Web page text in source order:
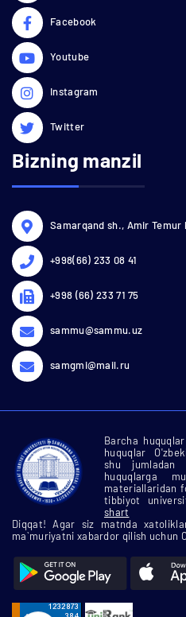
Facebook
Youtube
Instagram
Twitter
Bizning manzil
Samarqand sh., Amir Temur
+998(66) 233 08 41
+998 (66) 233 71 75
sammu@sammu.uz
samgmi@mail.ru
Barcha
huquqlar
shu jumladan
huquqlarga
materiallaridan
tibbiyot
shart
Diqqat! Agar siz matnda
ma`muriyatni xabardor qilish uchun